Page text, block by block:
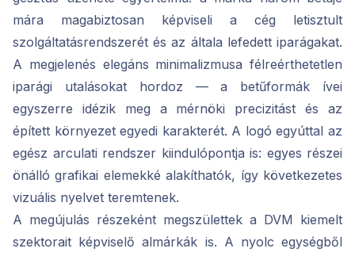
mára magabiztosan képviseli a cég letisztult
szolgáltatásrendszerét és az általa lefedett iparágakat.
A megjelenés elegáns minimalizmusa félreérthetetlen
iparági utalásokat hordoz — a betűformák ívei
egyszerre idézik meg a mérnöki precizitást és az
épített környezet egyedi karakterét. A logó egyúttal az
egész arculati rendszer kiindulópontja is: egyes részei
önálló grafikai elemekké alakíthatók, így következetes
vizuális nyelvet teremtenek.
A megújulás részeként megszülettek a DVM kiemelt
szektorait képviselő almárkák is. A nyolc egységből